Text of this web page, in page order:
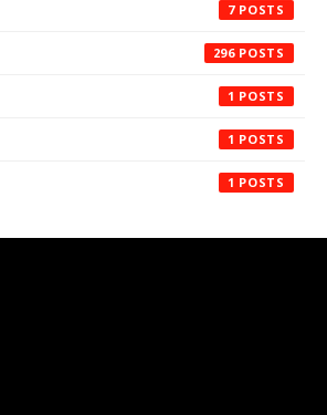
7
296
1
1
1